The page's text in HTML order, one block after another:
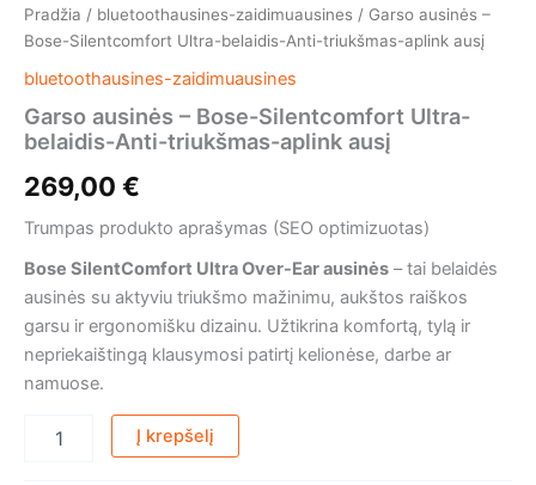
Pradžia / bluetoothausines-zaidimuausines / Garso ausinės –
Bose-Silentcomfort Ultra-belaidis-Anti-triukšmas-aplink ausį
bluetoothausines-zaidimuausines
Garso ausinės – Bose-Silentcomfort Ultra-
belaidis-Anti-triukšmas-aplink ausį
269,00 €
Trumpas produkto aprašymas (SEO optimizuotas)
Bose SilentComfort Ultra Over-Ear ausinės – tai belaidės
ausinės su aktyviu triukšmo mažinimu, aukštos raiškos
garsu ir ergonomišku dizainu. Užtikrina komfortą, tylą ir
nepriekaištingą klausymosi patirtį kelionėse, darbe ar
namuose.
Į krepšelį